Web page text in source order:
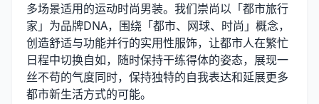
多场景适用的运动时尚男装。我们崇尚以「都市旅行
家」为品牌DNA，围绕「都市、网球、时尚」概念，
创造舒适与功能并行的实用性服饰，让都市人在繁忙
日程中切换自如，随时保持干练得体的姿态，展现一
丝不苟的气度同时，保持独特的自我表达和延展更多
都市新生活方式的可能。